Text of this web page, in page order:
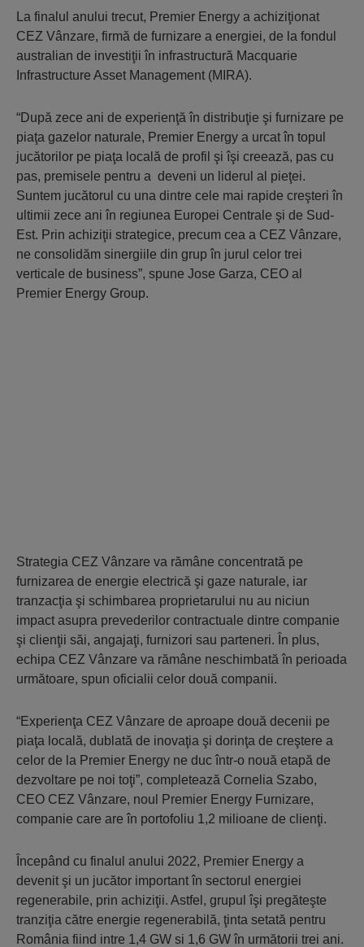
La finalul anului trecut, Premier Energy a achiziţionat
CEZ Vânzare, firmă de furnizare a energiei, de la fondul
australian de investiţii în infrastructură Macquarie
Infrastructure Asset Management (MIRA).
“După zece ani de experienţă în distribuţie şi furnizare pe
piaţa gazelor naturale, Premier Energy a urcat în topul
jucătorilor pe piaţa locală de profil şi îşi creează, pas cu
pas, premisele pentru a deveni un liderul al pieţei.
Suntem jucătorul cu una dintre cele mai rapide creşteri în
ultimii zece ani în regiunea Europei Centrale şi de Sud-
Est. Prin achiziţii strategice, precum cea a CEZ Vânzare,
ne consolidăm sinergiile din grup în jurul celor trei
verticale de business”, spune Jose Garza, CEO al
Premier Energy Group.
Strategia CEZ Vânzare va rămâne concentrată pe
furnizarea de energie electrică şi gaze naturale, iar
tranzacţia şi schimbarea proprietarului nu au niciun
impact asupra prevederilor contractuale dintre companie
şi clienţii săi, angajaţi, furnizori sau parteneri. În plus,
echipa CEZ Vânzare va rămâne neschimbată în perioada
următoare, spun oficialii celor două companii.
“Experienţa CEZ Vânzare de aproape două decenii pe
piaţa locală, dublată de inovaţia şi dorinţa de creştere a
celor de la Premier Energy ne duc într-o nouă etapă de
dezvoltare pe noi toţi”, completează Cornelia Szabo,
CEO CEZ Vânzare, noul Premier Energy Furnizare,
companie care are în portofoliu 1,2 milioane de clienţi.
Începând cu finalul anului 2022, Premier Energy a
devenit şi un jucător important în sectorul energiei
regenerabile, prin achiziţii. Astfel, grupul îşi pregăteşte
tranziţia către energie regenerabilă, ţinta setată pentru
România fiind intre 1,4 GW si 1,6 GW în următorii trei ani.